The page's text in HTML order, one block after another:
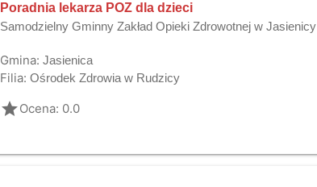
Poradnia lekarza POZ dla dzieci
Samodzielny Gminny Zakład Opieki Zdrowotnej w Jasienicy
Gmina: Jasienica
Filia: Ośrodek Zdrowia w Rudzicy
gradeOcena: 0.0